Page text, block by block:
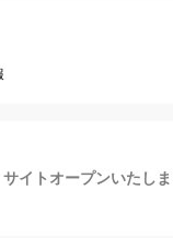
サイトオープンいたし